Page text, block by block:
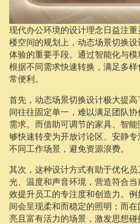
现代办公环境的设计理念日益注
楼空间的规划上，动态场景切换
体验的重要手段。通过智能化与
根据不同需求快速转换，满足多
常便利。
首先，动态场景切换设计极大提
间往往固定单一，难以满足团队
需求。而借助可调节的家具、智
够快速转变为开放讨论区、安静
不同工作场景，避免资源浪费。
其次，这种设计方式有助于优化
光、温度和声音环境，营造符合
效提升员工的专注度和创造力。
间会呈现柔和而稳定的照明；而
亮且富有活力的场景，激发思想碰